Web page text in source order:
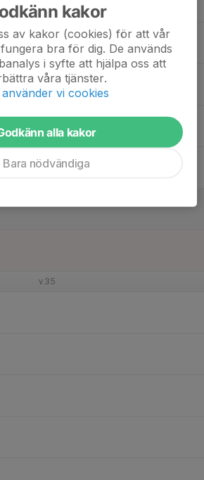
v.35
kakor
av kakor (cookies) för att vår
bra för dig. De används
i syfte att hjälpa oss att
våra tjänster.
använder vi cookies
alla kakor
Bara nödvändiga